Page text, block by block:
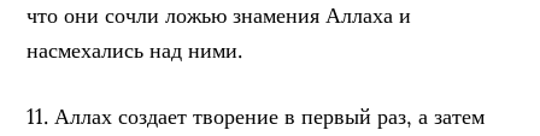
что они сочли ложью знамения Аллаха и
насмехались над ними.
11. Аллах создает творение в первый раз, а затем